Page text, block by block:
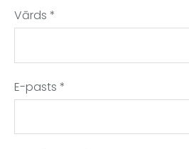
Vārds *
E-pasts *